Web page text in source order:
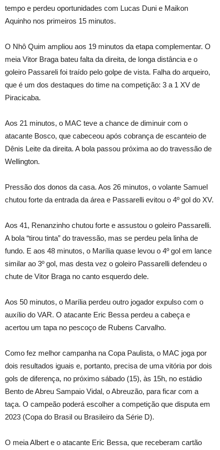
tempo e perdeu oportunidades com Lucas Duni e Maikon
Aquinho nos primeiros 15 minutos.
O Nhô Quim ampliou aos 19 minutos da etapa complementar. O
meia Vitor Braga bateu falta da direita, de longa distância e o
goleiro Passareli foi traído pelo golpe de vista. Falha do arqueiro,
que é um dos destaques do time na competição: 3 a 1 XV de
Piracicaba.
Aos 21 minutos, o MAC teve a chance de diminuir com o
atacante Bosco, que cabeceou após cobrança de escanteio de
Dênis Leite da direita. A bola passou próxima ao do travessão de
Wellington.
Pressão dos donos da casa. Aos 26 minutos, o volante Samuel
chutou forte da entrada da área e Passarelli evitou o 4º gol do XV.
Aos 41, Renanzinho chutou forte e assustou o goleiro Passarelli.
A bola “tirou tinta” do travessão, mas se perdeu pela linha de
fundo. E aos 48 minutos, o Marília quase levou o 4º gol em lance
similar ao 3º gol, mas desta vez o goleiro Passarelli defendeu o
chute de Vitor Braga no canto esquerdo dele.
Aos 50 minutos, o Marília perdeu outro jogador expulso com o
auxílio do VAR. O atacante Eric Bessa perdeu a cabeça e
acertou um tapa no pescoço de Rubens Carvalho.
Como fez melhor campanha na Copa Paulista, o MAC joga por
dois resultados iguais e, portanto, precisa de uma vitória por dois
gols de diferença, no próximo sábado (15), às 15h, no estádio
Bento de Abreu Sampaio Vidal, o Abreuzão, para ficar com a
taça. O campeão poderá escolher a competição que disputa em
2023 (Copa do Brasil ou Brasileiro da Série D).
O meia Albert e o atacante Eric Bessa, que receberam cartão